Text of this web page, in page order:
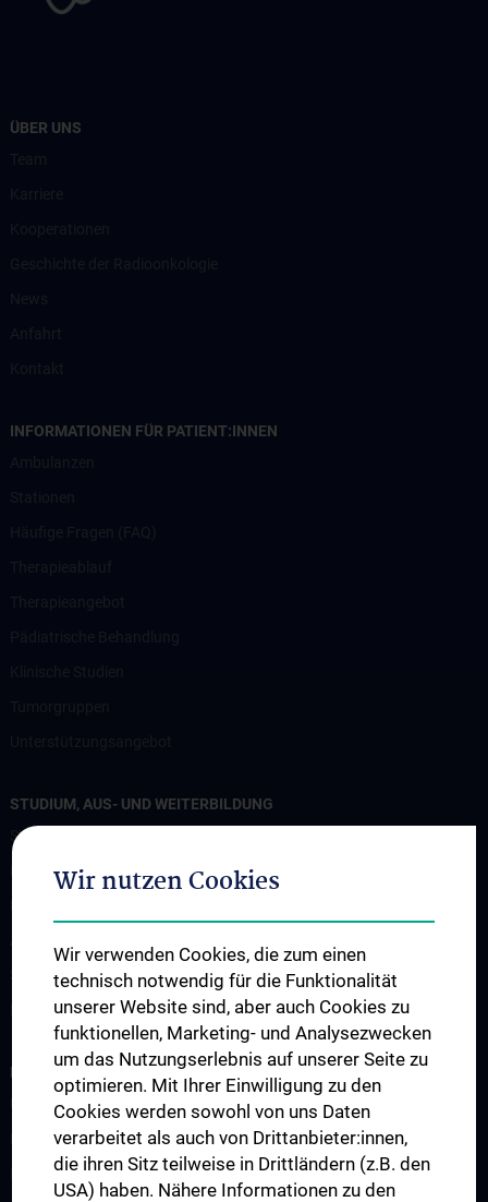
ÜBER UNS
INFORMATIONEN FÜR PATIENT:INNEN
STUDIUM, AUS- UND WEITERBILDUNG
Studium und Lehre
Klinisch Praktisches Jahr (KPJ)
Summer school
Fortbildung
FORSCHUNG
Übersicht
Forschungsbereiche
Infrastruktur
Wir nutzen Cookies
Wir verwenden Cookies, die zum einen
technisch notwendig für die Funktionalität
unserer Website sind, aber auch Cookies zu
funktionellen, Marketing- und Analysezwecken
um das Nutzungserlebnis auf unserer Seite zu
optimieren. Mit Ihrer Einwilligung zu den
Cookies werden sowohl von uns Daten
verarbeitet als auch von Drittanbieter:innen,
die ihren Sitz teilweise in Drittländern (z.B. den
USA) haben. Nähere Informationen zu den